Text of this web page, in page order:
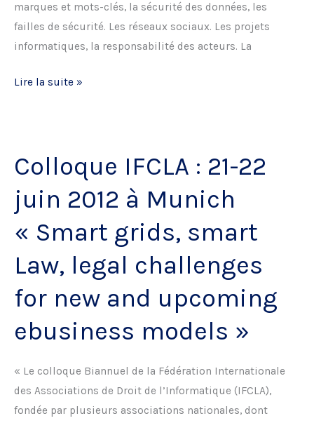
marques et mots-clés, la sécurité des données, les
failles de sécurité. Les réseaux sociaux. Les projets
informatiques, la responsabilité des acteurs. La
Journée
Actualité
Technologies
de
l’Information
Lire la suite »
Colloque IFCLA : 21-22
juin 2012 à Munich
« Smart grids, smart
Law, legal challenges
for new and upcoming
ebusiness models »
« Le colloque Biannuel de la Fédération Internationale
des Associations de Droit de l’Informatique (IFCLA),
fondée par plusieurs associations nationales, dont